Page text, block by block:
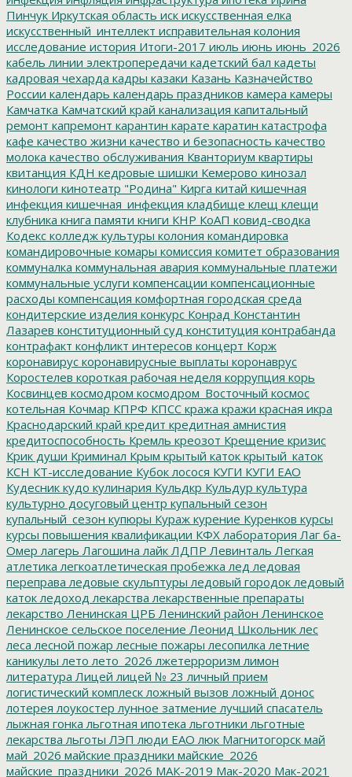
Пинчук Иркутская область иск искусственная елка
искусственный_интеллект исправительная колония
исследование история Итоги-2017 июль июнь июнь_2026
кабель линии электропередачи кадетский бал кадеты
кадровая чехарда кадры казаки Казань Казначейство
России календарь календарь праздников камера камеры
Камчатка Камчатский край канализация капитальный
ремонт капремонт карантин карате каратин катастрофа
кафе качество жизни качество и безопасность качество
молока качество обслуживания Кванториум квартиры
квитанция КДН кедровые шишки Кемерово кинозал
кинологи кинотеатр "Родина" Кирга китай кишечная
инфекция кишечная_инфекция кладбище клещ клещи
клубника книга памяти книги КНР КоАП ковид-сводка
Кодекс колледж культуры колония командировка
командировочные комары комиссия комитет образования
коммуналка коммунальная авария коммунальные платежи
коммунальные услуги компенсации компенсационные
расходы компенсация комфортная городская среда
кондитерские изделия конкурс Конрад Константин
Лазарев конституционный суд конституция контрабанда
контрафакт конфликт интересов концерт Корж
коронавирус коронавирусные выплаты коронаврус
Коростелев короткая рабочая неделя коррупция корь
Косвинцев космодром космодром_Восточный космос
котельная Кочмар КПРФ КПСС кража кражи красная икра
Краснодарский край кредит кредитная амнистия
кредитоспособность Кремль креозот Крещение кризис
Крик души Криминал Крым крытый каток крытый_каток
КСН КТ-исследование Кубок лосося КУГИ КУГИ ЕАО
Кудесник кудо кулинария Кульдкр Кульдур культура
культурно досуговый центр купальный сезон
купальный_сезон купюры Кураж курение Куренков курсы
курсы повышения квалификации КФХ лаборатория Лаг ба-
Омер лагерь Лагошина лайк ЛДПР Левинталь Легкая
атлетика легкоатлетическая пробежка лед ледовая
переправа ледовые скульптуры ледовый городок ледовый
каток ледоход лекарства лекарственные препараты
лекарство Ленинская ЦРБ Ленинский район Ленинское
Ленинское сельское поселение Леонид Школьник лес
леса лесной пожар лесные пожары лесопилка летние
каникулы лето лето_2026 лжетерроризм лимон
литература Лицей лицей № 23 личный прием
логистический комплеск ложный вызов ложный донос
лотерея лоукостер лунное затмение лучший спасатель
лыжная гонка льготная ипотека льготники льготные
лекарства льготы ЛЭП люди ЕАО люк Магнитогорск май
май_2026 майские праздники майские_2026
майские_праздники_2026 МАК-2019 Мак-2020 Мак-2021